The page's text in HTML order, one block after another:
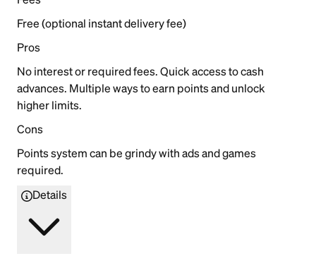
Free (optional instant delivery fee)
Pros
No interest or required fees. Quick access to cash
advances. Multiple ways to earn points and unlock
higher limits.
Cons
Points system can be grindy with ads and games
required.
Details